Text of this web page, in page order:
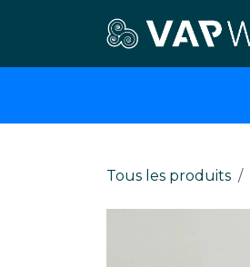
Tous les produits